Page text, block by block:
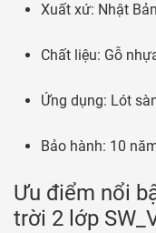
Xuất xứ: Nhật Bản
Chất liệu: Gỗ
Ứng dụng: Lót
Bảo hành: 10
Ưu điểm nổi
trời 2 lớp